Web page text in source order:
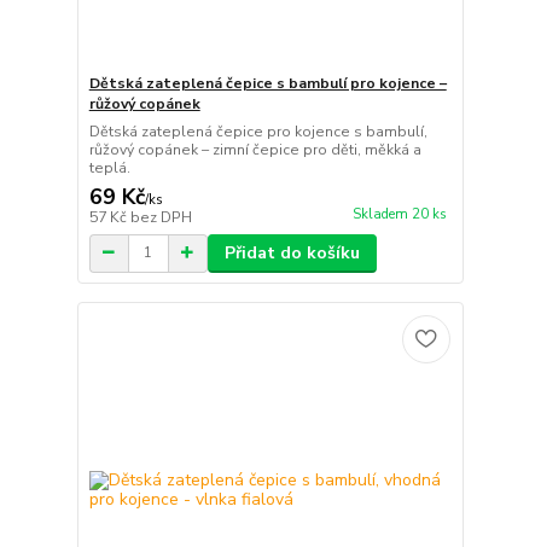
Dětská zateplená čepice s bambulí pro kojence –
růžový copánek
Dětská zateplená čepice pro kojence s bambulí,
růžový copánek – zimní čepice pro děti, měkká a
teplá.
69 Kč/ks
57 Kč bez DPH Skladem 20 ks
Přidat do košíku